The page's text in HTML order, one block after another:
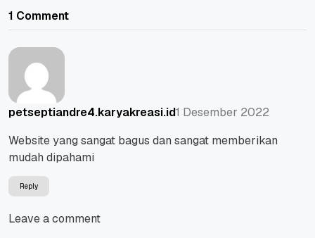
1 Comment
petseptiandre4.karyakreasi.id1 Desember 2022
Website yang sangat bagus dan sangat memberikan
mudah dipahami
Reply
Leave a comment